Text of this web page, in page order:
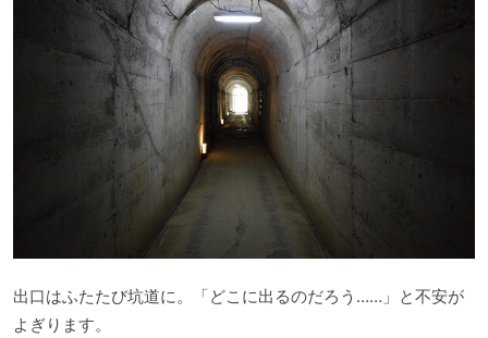
出口はふたたび坑道に。「どこに出るのだろう……」と不安が
よぎります。